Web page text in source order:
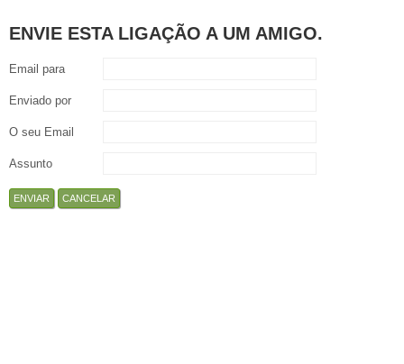
ENVIE ESTA LIGAÇÃO A UM AMIGO.
Email para
Enviado por
O seu Email
Assunto
ENVIAR CANCELAR